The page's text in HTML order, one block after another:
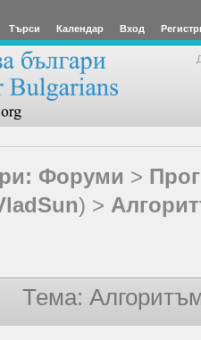
Търси Календар Вход
Форуми >
) >
Тема: